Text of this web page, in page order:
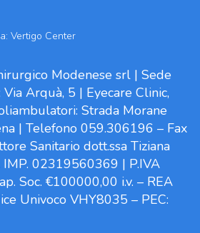
Vertigo Center
Modenese srl | Sede
Arquà, 5 | Eyecare Clinic,
Strada Morane
| Telefono 059.306196 – Fax
Sanitario dott.ssa Tiziana
IMP. 02319560369 | P.IVA
Soc. €100000,00 i.v. – REA
Univoco VHY8035 – PEC: